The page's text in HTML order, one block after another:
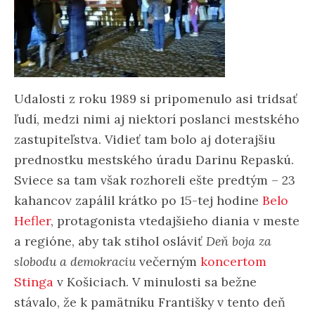
Udalosti z roku 1989 si pripomenulo asi tridsať
ľudí, medzi nimi aj niektorí poslanci mestského
zastupiteľstva. Vidieť tam bolo aj doterajšiu
prednostku mestského úradu Darinu Repaskú.
Sviece sa tam však rozhoreli ešte predtým – 23
kahancov zapálil krátko po 15-tej hodine Belo
Hefler, protagonista vtedajšieho diania v meste
a regióne, aby tak stihol osláviť Deň boja za
slobodu a demokraciuvečerným koncertom
Stinga v Košiciach. V minulosti sa bežne
stávalo, že k pamätníku Františky v tento deň